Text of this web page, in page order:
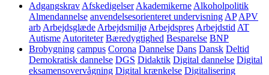
Adgangskrav Afskedigelser Akademikerne Alkoholpolitik
Almendannelse anvendelsesorienteret undervisning AP APV
arb Arbejdsglæde Arbejdsmiljø Arbejdspres Arbejdstid AT
Autisme Autoriteter Bæredygtighed Besparelse BNP
Brobygning campus Corona Dannelse Dans Dansk Deltid
Demokratisk dannelse DGS Didaktik Digital dannelse Digital
eksamensovervågning Digital krænkelse Digitalisering